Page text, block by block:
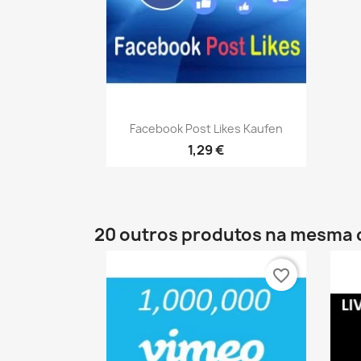
Vista rápida
Facebook Post Likes Kaufen
1,29 €
20 outros produtos na mesma
favorite_border